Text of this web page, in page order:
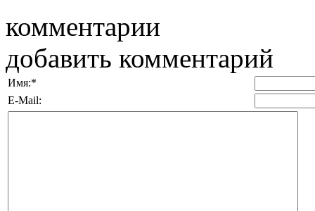
комментарии
добавить комментарий
Имя:*
E-Mail: